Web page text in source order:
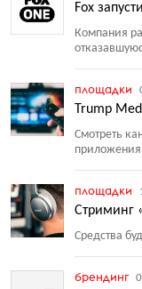
Fox
Компания
площадки
Trump
Смотреть
приложения
площадки
Стриминг
Средства
брендинг